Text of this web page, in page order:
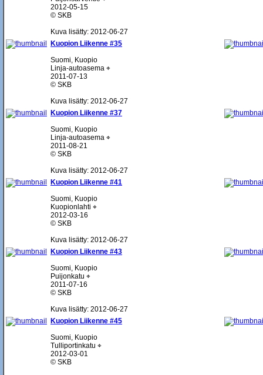
2012-05-15
© SKB
Kuva lisätty: 2012-06-27
Kuopion Liikenne #35
Suomi, Kuopio
Linja-autoasema ⌖
2011-07-13
© SKB
Kuva lisätty: 2012-06-27
Kuopion Liikenne #37
Suomi, Kuopio
Linja-autoasema ⌖
2011-08-21
© SKB
Kuva lisätty: 2012-06-27
Kuopion Liikenne #41
Suomi, Kuopio
Kuopionlahti ⌖
2012-03-16
© SKB
Kuva lisätty: 2012-06-27
Kuopion Liikenne #43
Suomi, Kuopio
Puijonkatu ⌖
2011-07-16
© SKB
Kuva lisätty: 2012-06-27
Kuopion Liikenne #45
Suomi, Kuopio
Tulliportinkatu ⌖
2012-03-01
© SKB